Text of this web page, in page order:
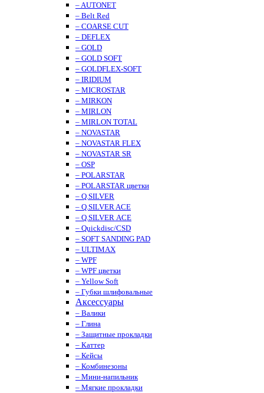
– AUTONET
– Belt Red
– COARSE CUT
– DEFLEX
– GOLD
– GOLD SOFT
– GOLDFLEX-SOFT
– IRIDIUM
– MICROSTAR
– MIRKON
– MIRLON
– MIRLON TOTAL
– NOVASTAR
– NOVASTAR FLEX
– NOVASTAR SR
– OSP
– POLARSTAR
– POLARSTAR цветки
– Q.SILVER
– Q.SILVER ACE
– Q.SILVER ACE
– Quickdisc/CSD
– SOFT SANDING PAD
– ULTIMAX
– WPF
– WPF цветки
– Yellow Soft
– Губки шлифовальные
Аксессуары
– Валики
– Глина
– Защитные прокладки
– Каттер
– Кейсы
– Комбинезоны
– Мини-напильник
– Мягкие прокладки